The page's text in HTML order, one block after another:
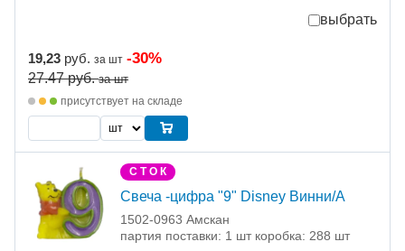
выбрать
19,23 руб. за шт -30%
27.47руб. за шт
присутствует на складе
С Т О К
Свеча -цифра "9" Disney Винни/A
1502-0963 Амскан
партия поставки: 1 шт коробка: 288 шт